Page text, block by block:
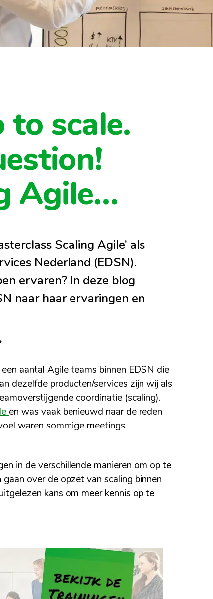
to scale.
Agile…
Scaling Agile’ als
Nederland (EDSN).
ervaren? In deze blog
naar haar ervaringen en
aantal Agile teams binnen EDSN die
dezelfde producten/services zijn wij als
coordinatie (scaling).
en was vaak benieuwd naar de reden
waren sommige meetings
in de verschillende manieren om op te
over de opzet van scaling binnen
kans om meer kennis op te